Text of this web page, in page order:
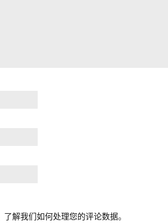
了解我们如何处理您的评论数据。